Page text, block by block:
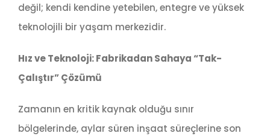
değil; kendi kendine yetebilen, entegre ve yüksek
teknolojili bir yaşam merkezidir.
Hız ve Teknoloji: Fabrikadan Sahaya “Tak-
Çalıştır” Çözümü
Zamanın en kritik kaynak olduğu sınır
bölgelerinde, aylar süren inşaat süreçlerine son